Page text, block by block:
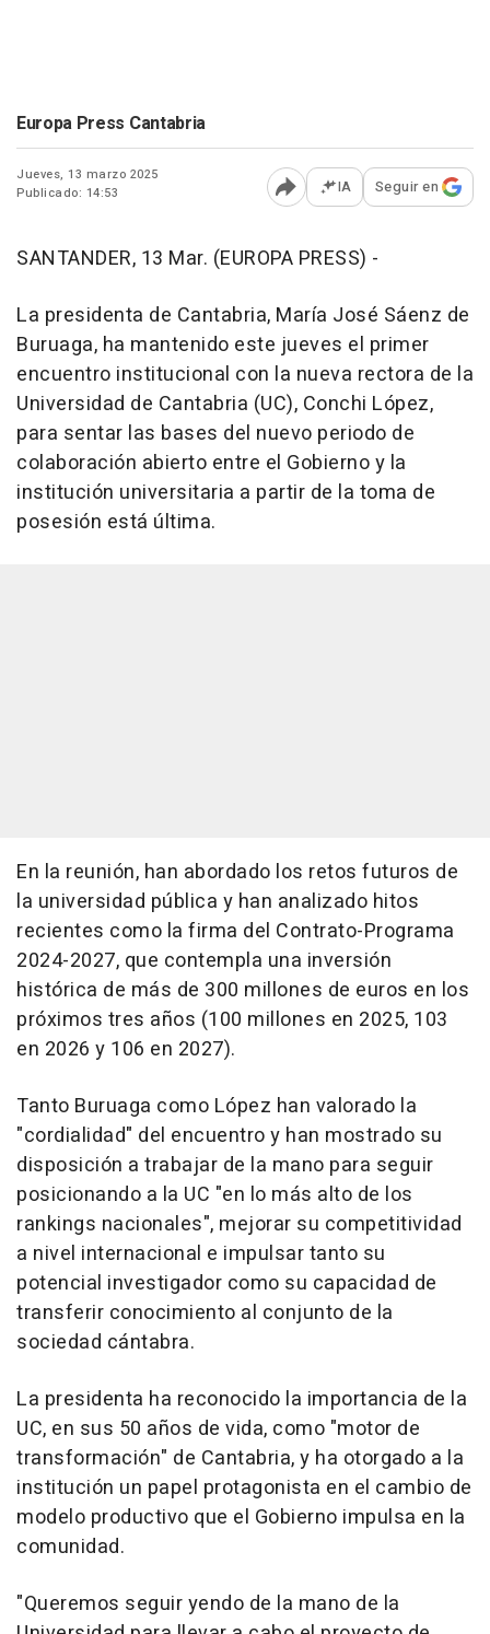
Europa Press Cantabria
Jueves, 13 marzo 2025
Publicado: 14:53
Abrir opciones para
IA Seguir en
SANTANDER, 13 Mar. (EUROPA PRESS) -
La presidenta de Cantabria, María José Sáenz de
Buruaga, ha mantenido este jueves el primer
encuentro institucional con la nueva rectora de la
Universidad de Cantabria (UC), Conchi López,
para sentar las bases del nuevo periodo de
colaboración abierto entre el Gobierno y la
institución universitaria a partir de la toma de
posesión está última.
En la reunión, han abordado los retos futuros de
la universidad pública y han analizado hitos
recientes como la firma del Contrato-Programa
2024-2027, que contempla una inversión
histórica de más de 300 millones de euros en los
próximos tres años (100 millones en 2025, 103
en 2026 y 106 en 2027).
Tanto Buruaga como López han valorado la
"cordialidad" del encuentro y han mostrado su
disposición a trabajar de la mano para seguir
posicionando a la UC "en lo más alto de los
rankings nacionales", mejorar su competitividad
a nivel internacional e impulsar tanto su
potencial investigador como su capacidad de
transferir conocimiento al conjunto de la
sociedad cántabra.
La presidenta ha reconocido la importancia de la
UC, en sus 50 años de vida, como "motor de
transformación" de Cantabria, y ha otorgado a la
institución un papel protagonista en el cambio de
modelo productivo que el Gobierno impulsa en la
comunidad.
"Queremos seguir yendo de la mano de la